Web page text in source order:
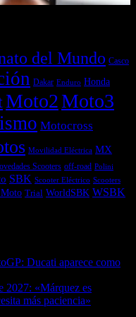
del Mundo Casco
Dakar Enduro Honda
Moto2Moto3
Motocross
Movilidad Eléctrica MX
Scooters off-road Polini
SBK Scooter Eléctrico Scooters
Trial WorldSBK WSBK
Ducati aparece como
2027: «Márquez es
más paciencia»